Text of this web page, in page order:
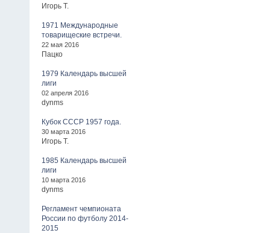
Игорь Т.
1971 Международные
товарищеские встречи.
22 мая 2016
Пацко
1979 Календарь высшей
лиги
02 апреля 2016
dynms
Кубок СССР 1957 года.
30 марта 2016
Игорь Т.
1985 Календарь высшей
лиги
10 марта 2016
dynms
Регламент чемпионата
России по футболу 2014-
2015